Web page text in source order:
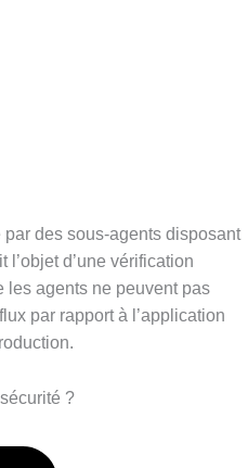
des sous-agents disposant
l’objet d’une vérification
les agents ne peuvent pas
par rapport à l’application
?